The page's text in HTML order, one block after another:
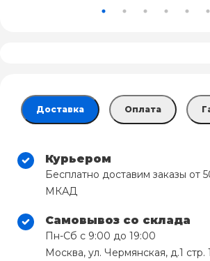
Доставка Оплата
Курьером
Бесплатно доставим заказы от
МКАД
Самовывоз со склада
Пн-Сб с 9:00 до 19:00
Москва, ул. Чермянская, д.1 стр. 1